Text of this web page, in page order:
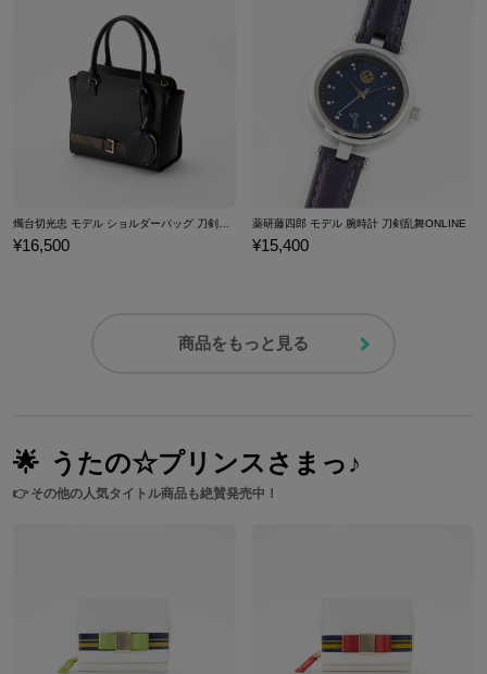
¥16,500
薬研藤四郎 モデル 腕時計 刀剣乱舞ONLINE
¥15,400
商品をもっと見る
🌟 うたの☆プリンスさまっ♪
👉その他の人気タイトル商品も絶賛発売中！